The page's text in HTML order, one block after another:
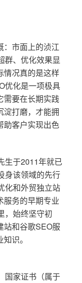
：市面上的浈江
群、优化效果显
情况真的是这样
优化是一项极具
需要在长期实践
淀打磨，才能拥
助客户实现出色
生于2011年就已
身该领域的先行
化和外贸独立站
服务的早期专业
，始终坚守初
站和谷歌SEO服
识。
国家证书（属于